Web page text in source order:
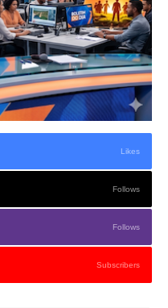
Likes
Follows
Follows
Subscribers